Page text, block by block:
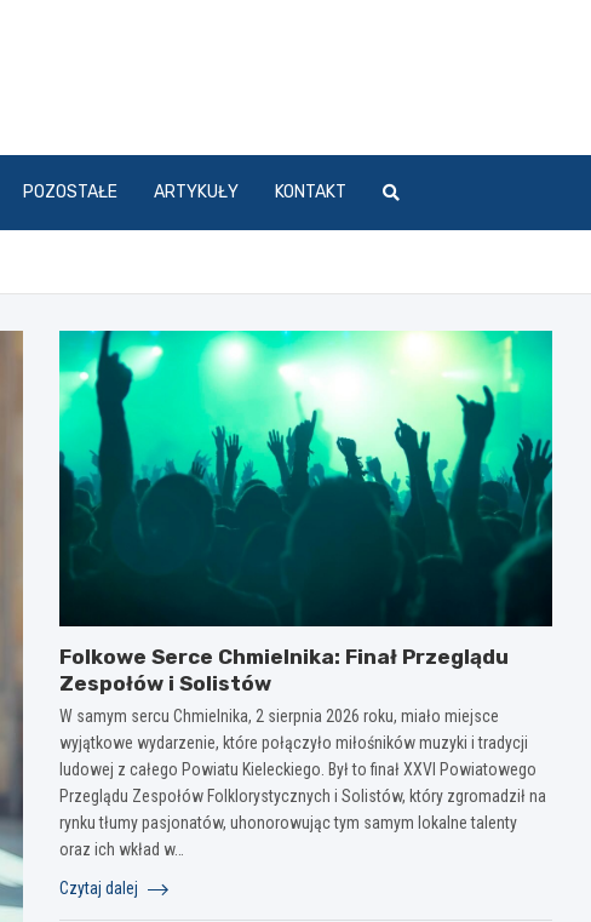
POZOSTAŁE ARTYKUŁY KONTAKT
Folkowe Serce Chmielnika: Finał Przeglądu
Zespołów i Solistów
W samym sercu Chmielnika, 2 sierpnia 2026 roku, miało miejsce
wyjątkowe wydarzenie, które połączyło miłośników muzyki i tradycji
ludowej z całego Powiatu Kieleckiego. Był to finał XXVI Powiatowego
Przeglądu Zespołów Folklorystycznych i Solistów, który zgromadził na
rynku tłumy pasjonatów, uhonorowując tym samym lokalne talenty
oraz ich wkład w…
Czytaj dalej